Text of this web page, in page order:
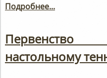
Подробнее...
настольному